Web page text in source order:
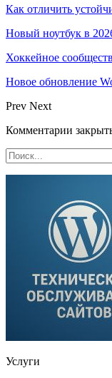
Как отличить
Новый ноутбук в
Хоккейное
Новое обновление
Prev Next
Комментарии
Услуги